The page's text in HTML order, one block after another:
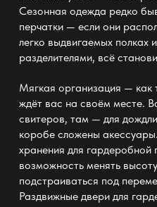
Сезонная одежда редко
перчатки — если они
легко выдвигаемых полках
разделителями, всё
Мягкая организация — как
ждёт вас на своём месте.
свитеров, там — для
коробе сложены
хранения для гардеробной
возможность менять
подстраиваться под
Раздвижные двери для